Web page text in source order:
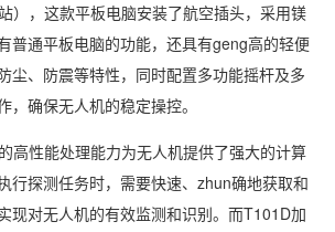
），这款平板电脑安装了航空插头，采用镁
普通平板电脑的功能，还具有geng高的轻便
尘、防震等特性，同时配置多功能摇杆及多
，确保无人机的稳定操控。
高性能处理能力为无人机提供了强大的计算
行探测任务时，需要快速、zhun确地获取和
现对无人机的有效监测和识别。而T101D加